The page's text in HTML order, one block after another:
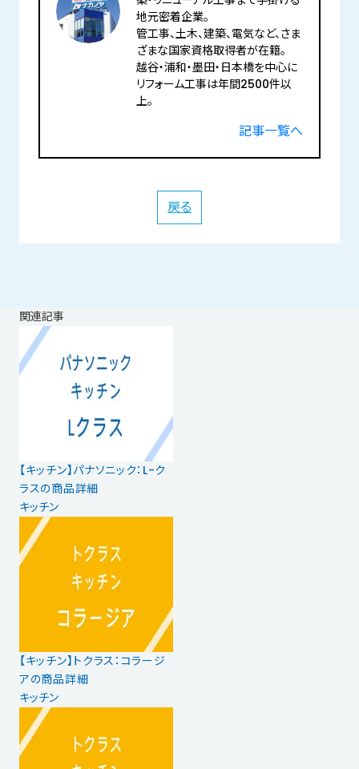
地元密着企業。
管工事、土木、建築、電気など、さま
ざまな国家資格取得者が在籍。
越谷・浦和・墨田・日本橋を中心に
リフォーム工事は年間2500件以
上。
記事一覧へ
戻る
関連記事
【キッチン】パナソニック：L-ク
ラスの商品詳細
キッチン
【キッチン】トクラス：コラージ
アの商品詳細
キッチン